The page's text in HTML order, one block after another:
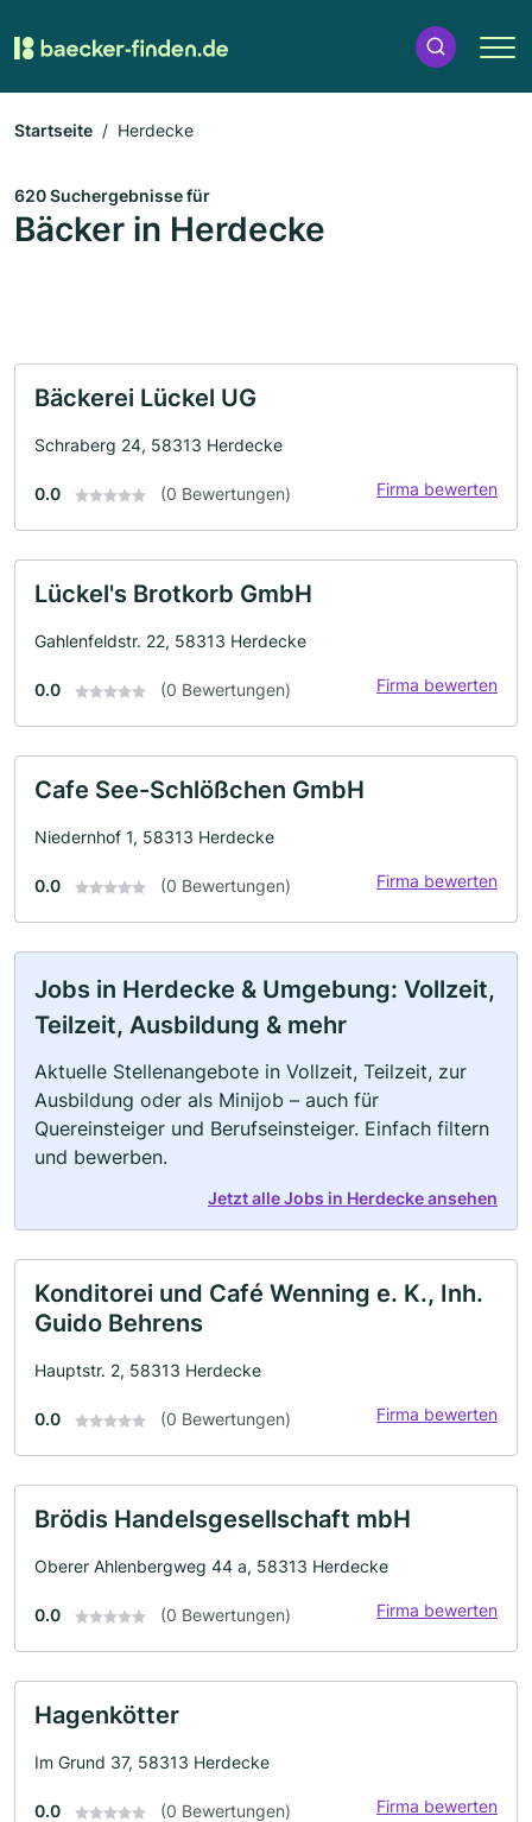
Startseite Herdecke
620 Suchergebnisse für
Bäcker in Herdecke
Bäckerei Lückel UG
Schraberg 24, 58313 Herdecke
0.0 (0 Bewertungen) Firma bewerten
Lückel's Brotkorb GmbH
Gahlenfeldstr. 22, 58313 Herdecke
0.0 (0 Bewertungen) Firma bewerten
Cafe See-Schlößchen GmbH
Niedernhof 1, 58313 Herdecke
0.0 (0 Bewertungen) Firma bewerten
Jobs in Herdecke & Umgebung: Vollzeit,
Teilzeit, Ausbildung & mehr
Aktuelle Stellenangebote in Vollzeit, Teilzeit, zur
Ausbildung oder als Minijob – auch für
Quereinsteiger und Berufseinsteiger. Einfach filtern
und bewerben.
Jetzt alle Jobs in Herdecke ansehen
Konditorei und Café Wenning e. K., Inh.
Guido Behrens
Hauptstr. 2, 58313 Herdecke
0.0 (0 Bewertungen) Firma bewerten
Brödis Handelsgesellschaft mbH
Oberer Ahlenbergweg 44 a, 58313 Herdecke
0.0 (0 Bewertungen) Firma bewerten
Hagenkötter
Im Grund 37, 58313 Herdecke
0.0 (0 Bewertungen) Firma bewerten